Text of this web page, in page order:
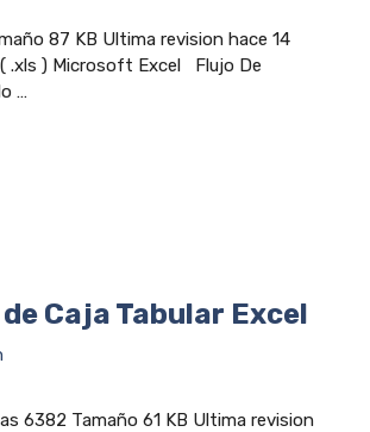
87 KB Ultima revision hace 14
.xls ) Microsoft Excel Flujo De
…
Caja Tabular Excel
6382 Tamaño 61 KB Ultima revision